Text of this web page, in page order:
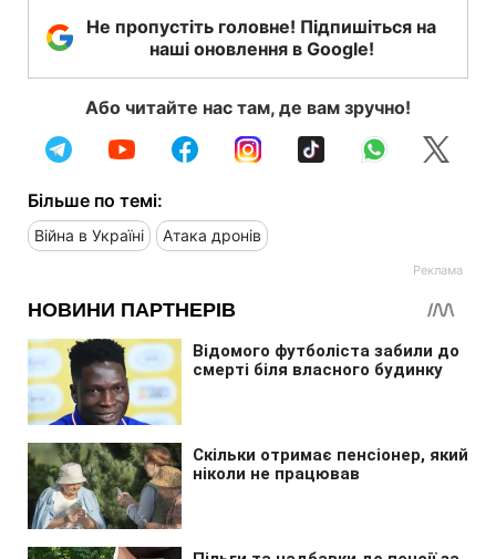
Не пропустіть головне! Підпишіться на
наші оновлення в Google!
Або читайте нас там, де вам зручно!
Більше по темі:
Війна в Україні Атака дронів